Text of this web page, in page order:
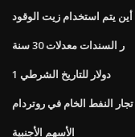
أين يتم استخدام زيت الوقود
ر السندات معدلات 30 سنة
1 دولار للتاريخ الشرطي
تجار النفط الخام في روتردام
الأسهم الأجنبية